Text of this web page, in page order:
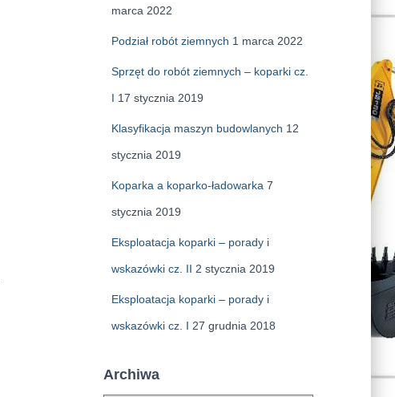
marca 2022
Podział robót ziemnych 1 marca 2022
Sprzęt do robót ziemnych – koparki cz.
I 17 stycznia 2019
Klasyfikacja maszyn budowlanych 12
stycznia 2019
Koparka a koparko-ładowarka 7
stycznia 2019
Eksploatacja koparki – porady i
wskazówki cz. II 2 stycznia 2019
Eksploatacja koparki – porady i
wskazówki cz. I 27 grudnia 2018
Archiwa